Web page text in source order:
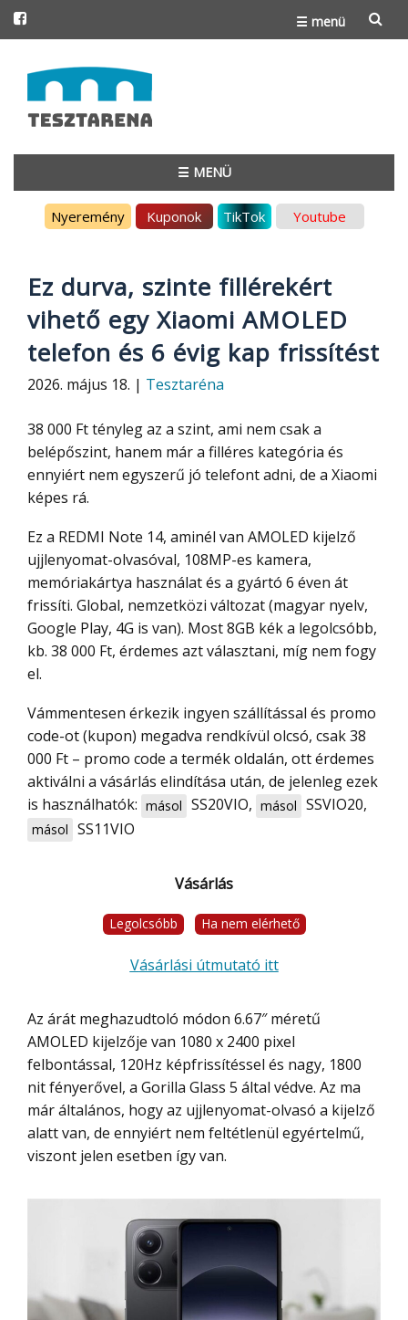
☰ menü
to
content
☰ MENÜ
Nyeremény Kuponok TikTok Youtube
Ez durva, szinte fillérekért
vihető egy Xiaomi AMOLED
telefon és 6 évig kap frissítést
2026. május 18. | Tesztaréna
38 000 Ft tényleg az a szint, ami nem csak a
belépőszint, hanem már a filléres kategória és
ennyiért nem egyszerű jó telefont adni, de a Xiaomi
képes rá.
Ez a REDMI Note 14, aminél van AMOLED kijelző
ujjlenyomat-olvasóval, 108MP-es kamera,
memóriakártya használat és a gyártó 6 éven át
frissíti. Global, nemzetközi változat (magyar nyelv,
Google Play, 4G is van). Most 8GB kék a legolcsóbb,
kb. 38 000 Ft, érdemes azt választani, míg nem fogy
el.
Vámmentesen érkezik ingyen szállítással és promo
code-ot (kupon) megadva rendkívül olcsó, csak 38
000 Ft – promo code a termék oldalán, ott érdemes
aktiválni a vásárlás elindítása után, de jelenleg ezek
is használhatók: másol SS20VIO, másol SSVIO20,
másol SS11VIO
Vásárlás
Legolcsóbb Ha nem elérhető
Vásárlási útmutató itt
Az árát meghazudtoló módon 6.67″ méretű
AMOLED kijelzője van 1080 x 2400 pixel
felbontással, 120Hz képfrissítéssel és nagy, 1800
nit fényerővel, a Gorilla Glass 5 által védve. Az ma
már általános, hogy az ujjlenyomat-olvasó a kijelző
alatt van, de ennyiért nem feltétlenül egyértelmű,
viszont jelen esetben így van.